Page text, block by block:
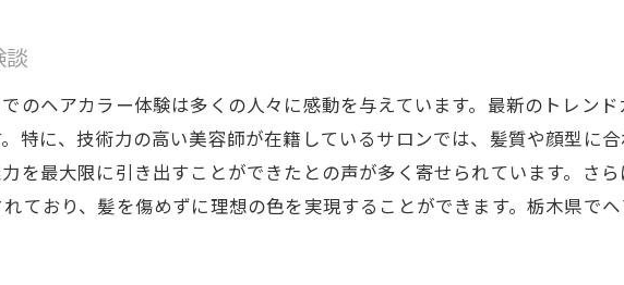
談
のヘアカラー体験は多くの人々に感動を与えています。最新のトレン
特に、技術力の高い美容師が在籍しているサロンでは、髪質や顔型に
を最大限に引き出すことができたとの声が多く寄せられています。さ
ており、髪を傷めずに理想の色を実現することができます。栃木県でヘ